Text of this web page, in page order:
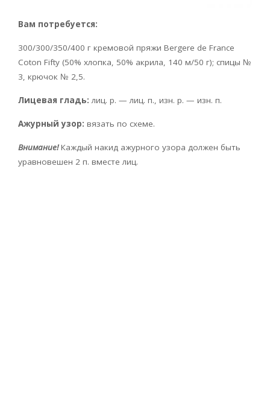
Вам потребуется:
300/300/350/400 г кремовой пряжи Bergere de France
Coton Fifty (50% хлопка, 50% акрила, 140 м/50 г); спицы №
3, крючок № 2,5.
Лицевая гладь: лиц. р. — лиц. п., изн. р. — изн. п.
Ажурный узор: вязать по схеме.
Внимание!Каждый накид ажурного узора должен быть
уравновешен 2 п. вместе лиц.